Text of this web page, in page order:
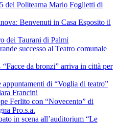
del Politeama Mario Foglietti di
Benvenuti in Casa Esposito il
dei Taurani di Palmi
successo al Teatro comunale
da bronzi” arriva in città per
di “Voglia di teatro”
Francini
Ferlito con “Novecento” di
Pro.s.a.
in scena all’auditorium “Le